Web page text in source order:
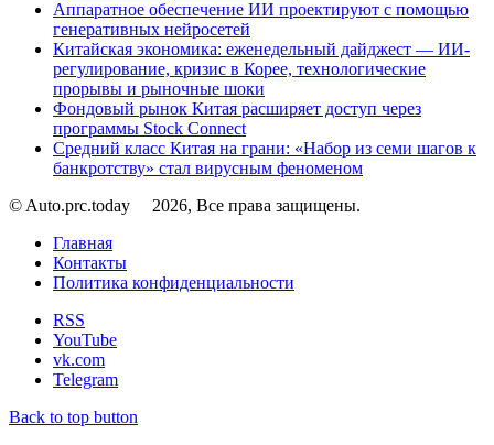
Аппаратное обеспечение ИИ проектируют с помощью
генеративных нейросетей
Китайская экономика: еженедельный дайджест — ИИ-
регулирование, кризис в Корее, технологические
прорывы и рыночные шоки
Фондовый рынок Китая расширяет доступ через
программы Stock Connect
Средний класс Китая на грани: «Набор из семи шагов к
банкротству» стал вирусным феноменом
© Auto.prc.today
2026, Все права защищены.
Главная
Контакты
Политика конфиденциальности
RSS
YouTube
vk.com
Telegram
Back to top button